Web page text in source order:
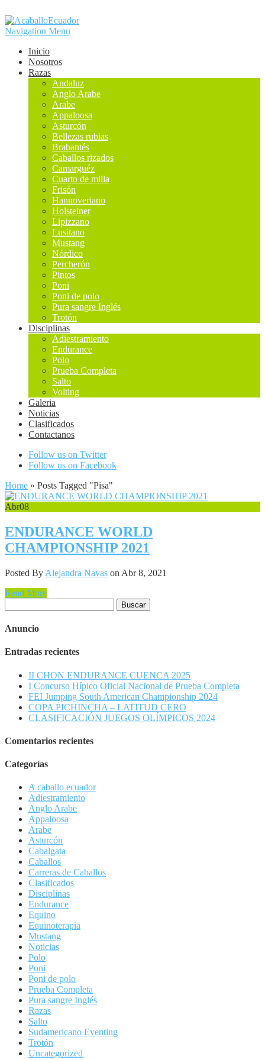
Navigation Menu
Inicio
Nosotros
Razas
Andaluz
Anglo Arabe
Arabe
Appaloosa
Asturcón
Bellezas rubias
Brabantés
Caballos rizados
Camarguéz
Cuarto de milla
Frisón
Hannoveriano
Holsteiner
Lipizzano
Lusitano
Mustang
Nórdico
Percherón
Pintos
Poni
Poni de polo
Pura sangre Inglés
Trotón
Disciplinas
Adiestramiento
Endurance
Polo
Prueba Completa
Salto
Volting
Galeria
Noticias
Clasificados
Contactanos
Follow us on Twitter
Follow us on Facebook
Home » Posts Tagged "Pisa"
Abr08
ENDURANCE WORLD
CHAMPIONSHIP 2021
Posted By Alejandra Navas on Abr 8, 2021
Read More
Anuncio
Entradas recientes
II CHON ENDURANCE CUENCA 2025
I Concurso Hípico Oficial Nacional de Prueba Completa
FEI Jumping South American Championship 2024
COPA PICHINCHA – LATITUD CERO
CLASIFICACIÓN JUEGOS OLÍMPICOS 2024
Comentarios recientes
Categorías
A caballo ecuador
Adiestramiento
Anglo Arabe
Appaloosa
Arabe
Asturcón
Cabalgata
Caballos
Carreras de Caballos
Clasificados
Disciplinas
Endurance
Equino
Equinoterapia
Mustang
Noticias
Polo
Poni
Poni de polo
Prueba Completa
Pura sangre Inglés
Razas
Salto
Sudamericano Eventing
Trotón
Uncategorized